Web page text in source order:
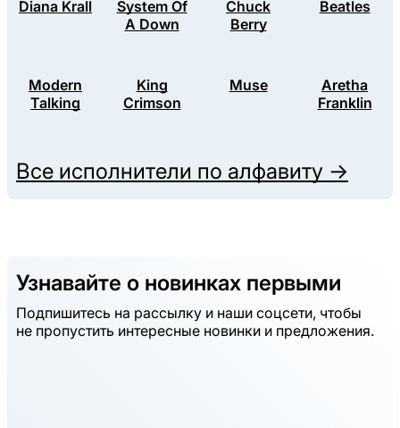
Diana Krall
System Of
A Down
Chuck
Berry
Beatles
Modern
Talking
King
Crimson
Muse
Aretha
Franklin
Все исполнители по алфавиту →
Узнавайте о новинках первыми
Подпишитесь на рассылку и наши соцсети, чтобы
не пропустить интересные новинки и предложения.